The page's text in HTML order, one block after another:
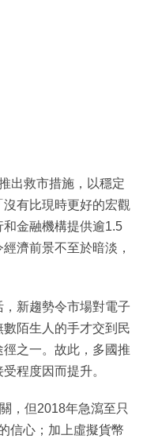
出救市措施，以穩定
有比現時更好的宏觀
金融機構提供逾1.5
濟前景不至於暗淡，
新趨勢令市場對電子
陌生人的手才交到民
之一。故此，多國推
程度因而提升。
，但2018年急瀉至只
信心；加上虛擬貨幣